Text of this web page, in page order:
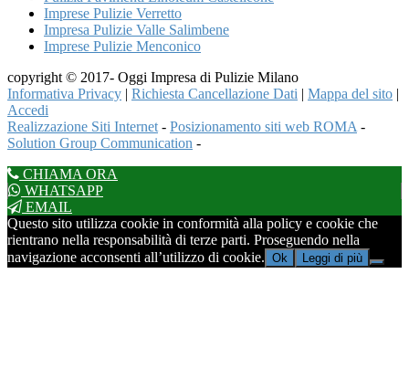
Imprese Pulizie Verretto
Impresa Pulizie Valle Salimbene
Imprese Pulizie Menconico
copyright © 2017- Oggi Impresa di Pulizie Milano
Informativa Privacy | Richiesta Cancellazione Dati | Mappa del sito |
Accedi
Realizzazione Siti Internet - Posizionamento siti web ROMA -
Solution Group Communication -
CHIAMA ORA
WHATSAPP
EMAIL
Questo sito utilizza cookie in conformità alla policy e cookie che
rientrano nella responsabilità di terze parti. Proseguendo nella
navigazione acconsenti all’utilizzo di cookie. Ok Leggi di più